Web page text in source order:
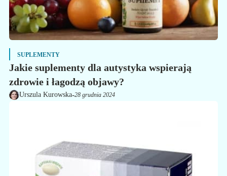
SUPLEMENTY
Jakie suplementy dla autystyka wspierają
zdrowie i łagodzą objawy?
Urszula Kurowska-28 grudnia 2024